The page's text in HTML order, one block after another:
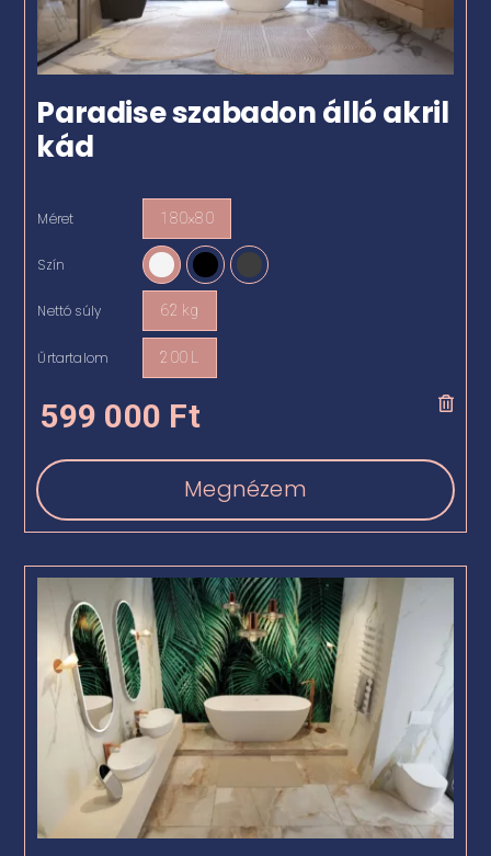
Paradise szabadon álló akril
kád
Méret 180×80
Szín
Nettó súly 62 kg
Űrtartalom 200 L
599 000 Ft
Megnézem